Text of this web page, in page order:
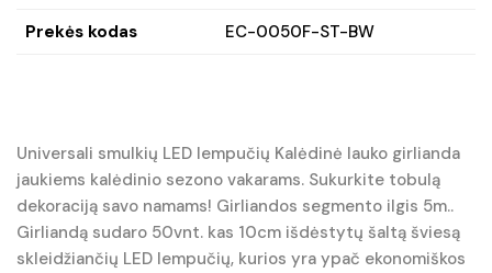
Prekės kodas EC-0050F-ST-BW
Universali smulkių LED lempučių Kalėdinė lauko girlianda
jaukiems kalėdinio sezono vakarams. Sukurkite tobulą
dekoraciją savo namams! Girliandos segmento ilgis 5m..
Girliandą sudaro 50vnt. kas 10cm išdėstytų šaltą šviesą
skleidžiančių LED lempučių, kurios yra ypač ekonomiškos